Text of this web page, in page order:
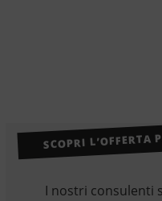
SCOPRI
I nostri consulenti